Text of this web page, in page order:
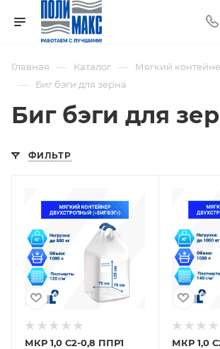
Главная — Каталог — Мягкий
— Биг бэги для зерна
Биг бэги для
ФИЛЬТР
МКР 1,0 С2-0,8 ППР1
МКР 1,0